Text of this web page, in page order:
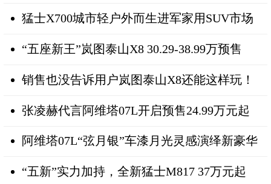
猛士X700城市轻户外而生进军家用SUV市场
“五座新王”岚图泰山X8 30.29-38.99万预售
销售也没告诉用户岚图泰山X8还能这样玩！
张凌赫代言阿维塔07L开启预售24.99万元起
阿维塔07L“弦月银”车漆月光灵感演绎新豪华
“五新”实力加持，全新猛士M817 37万元起